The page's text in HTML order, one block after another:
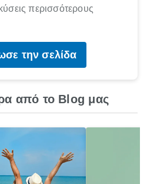
περισσότερους
την σελίδα
από το Blog μας